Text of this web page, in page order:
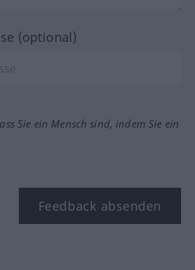
(optional)
Sie ein Mensch sind, indem Sie ein
Feedback absenden